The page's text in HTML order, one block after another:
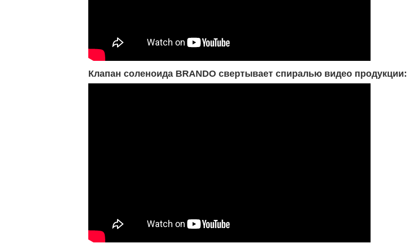
Клапан соленоида BRANDO свертывает спиралью видео продукции: